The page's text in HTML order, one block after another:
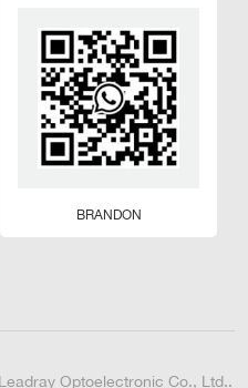
BRANDON
Optoelectronic Co., Ltd..